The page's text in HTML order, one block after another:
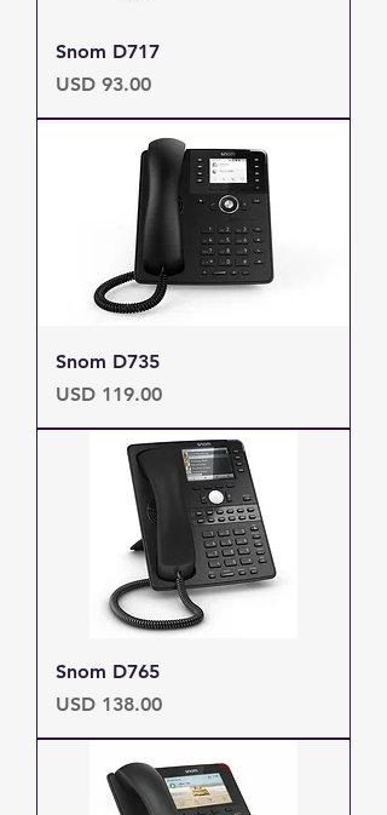
Snom D717
Precio
USD 93.00
Snom D735
Precio
USD 119.00
Snom D765
Precio
USD 138.00